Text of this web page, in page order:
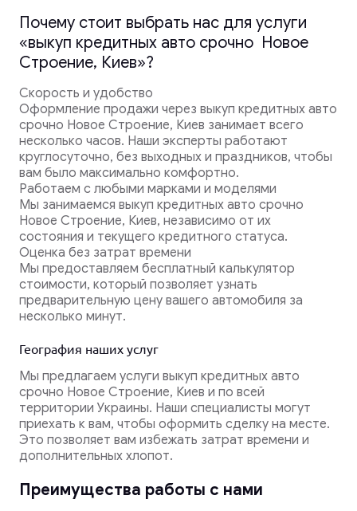
Почему стоит выбрать нас для услуги
«выкуп кредитных авто срочно Новое
Строение, Киев»?
Скорость и удобство
Оформление продажи через выкуп кредитных авто
срочно Новое Строение, Киев занимает всего
несколько часов. Наши эксперты работают
круглосуточно, без выходных и праздников, чтобы
вам было максимально комфортно.
Работаем с любыми марками и моделями
Мы занимаемся выкуп кредитных авто срочно
Новое Строение, Киев, независимо от их
состояния и текущего кредитного статуса.
Оценка без затрат времени
Мы предоставляем бесплатный калькулятор
стоимости, который позволяет узнать
предварительную цену вашего автомобиля за
несколько минут.
География наших услуг
Мы предлагаем услуги выкуп кредитных авто
срочно Новое Строение, Киев и по всей
территории Украины. Наши специалисты могут
приехать к вам, чтобы оформить сделку на месте.
Это позволяет вам избежать затрат времени и
дополнительных хлопот.
Преимущества работы с нами